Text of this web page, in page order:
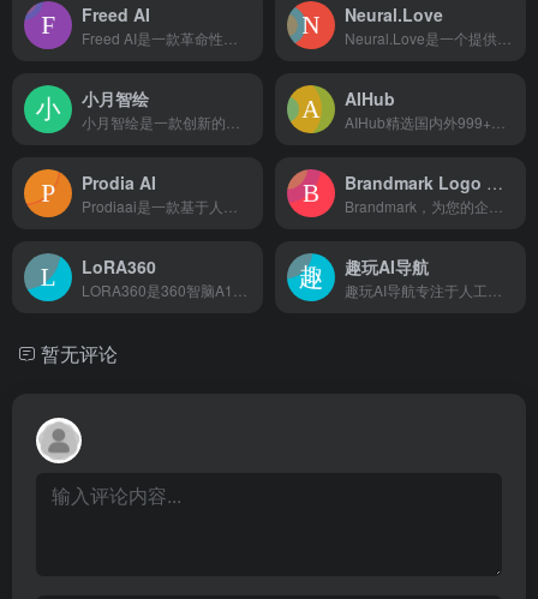
Freed AI Neural.Love
小月智绘 AIHub
Prodia AI Brandmark Logo Maker
LoRA360 趣玩AI导航
暂无评论